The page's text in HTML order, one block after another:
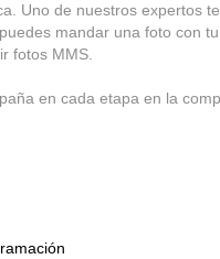
Uno de nuestros expertos
mandar una foto con
fotos MMS.
en cada etapa en la